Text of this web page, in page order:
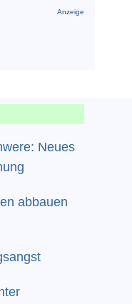
Anzeige
Neues
abbauen